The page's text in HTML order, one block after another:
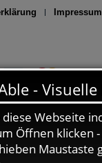
Impressum
Seite drucken
10 11 422